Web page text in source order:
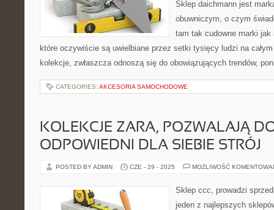
Sklep daichmann jest
obuwniczym, o czym
tam tak cudowne marki
które oczywiście są uwielbiane przez setki tysięcy ludzi na
kolekcje, zwłaszcza odnoszą się do obowiązujących trendów,
CATEGORIES: AKCESORIA SAMOCHODOWE
KOLEKCJE ZARA, POZWALAJĄ
ODPOWIEDNI DLA SIEBIE STRÓJ
POSTED BY ADMIN CZE - 29 - 2025 MOŻLIWOŚĆ
Sklep ccc, prowadzi
jeden z najlepszych